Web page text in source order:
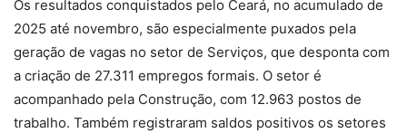
Os resultados conquistados pelo Ceará, no acumulado de
2025 até novembro, são especialmente puxados pela
geração de vagas no setor de Serviços, que desponta com
a criação de 27.311 empregos formais. O setor é
acompanhado pela Construção, com 12.963 postos de
trabalho. Também registraram saldos positivos os setores